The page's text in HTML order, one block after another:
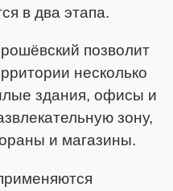
в два этапа.
позволит
несколько
здания, офисы и
зону,
и магазины.